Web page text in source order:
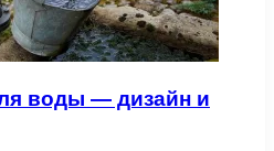
воды — дизайн и